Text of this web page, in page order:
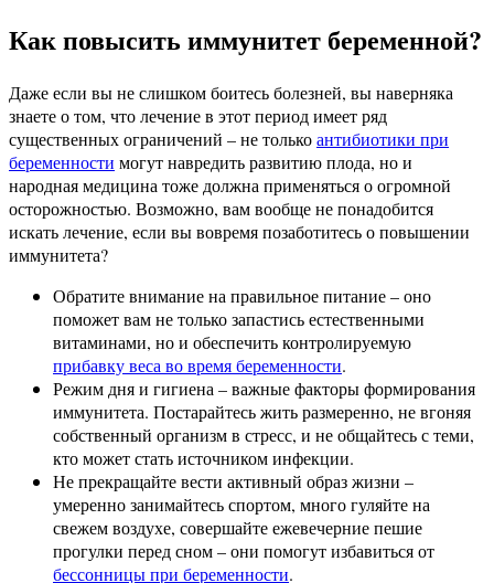
Как повысить иммунитет беременной?
Даже если вы не слишком боитесь болезней, вы наверняка
знаете о том, что лечение в этот период имеет ряд
существенных ограничений – не толькоантибиотики при
беременности могут навредить развитию плода, но и
народная медицина тоже должна применяться о огромной
осторожностью. Возможно, вам вообще не понадобится
искать лечение, если вы вовремя позаботитесь о повышении
иммунитета?
Обратите внимание на правильное питание – оно
поможет вам не только запастись естественными
витаминами, но и обеспечить контролируемую
прибавку веса во время беременности.
Режим дня и гигиена – важные факторы формирования
иммунитета. Постарайтесь жить размеренно, не вгоняя
собственный организм в стресс, и не общайтесь с теми,
кто может стать источником инфекции.
Не прекращайте вести активный образ жизни –
умеренно занимайтесь спортом, много гуляйте на
свежем воздухе, совершайте ежевечерние пешие
прогулки перед сном – они помогут избавиться от
бессонницы при беременности.